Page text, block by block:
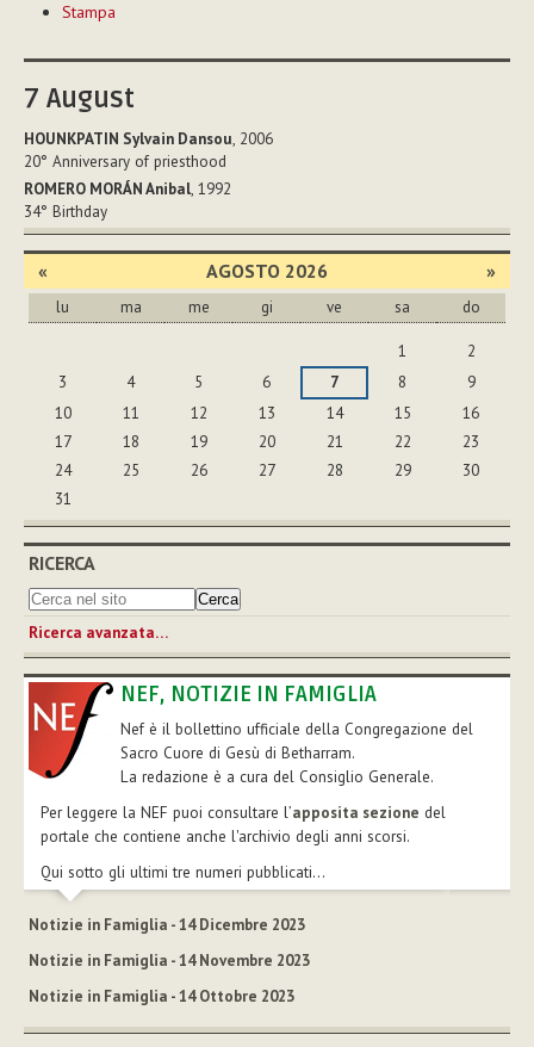
sul
Stampa
7 August
HOUNKPATIN Sylvain Dansou, 2006
20° Anniversary of priesthood
ROMERO MORÁN Anibal, 1992
34° Birthday
« AGOSTO 2026 »
lu ma me gi ve sa do
1
2
3
4 5 6 7 8
9
10
11 12 13 14 15
16
17
18 19 20 21 22
23
24
25 26 27 28 29
30
31
RICERCA
Ricerca avanzata…
NEF, NOTIZIE IN FAMIGLIA
Nef è il bollettino ufficiale della Congregazione del
Sacro Cuore di Gesù di Betharram.
La redazione è a cura del Consiglio Generale.
Per leggere la NEF puoi consultare l’apposita sezione del
portale che contiene anche l'archivio degli anni scorsi.
Qui sotto gli ultimi tre numeri pubblicati...
Notizie in Famiglia - 14 Dicembre 2023
Notizie in Famiglia - 14 Novembre 2023
Notizie in Famiglia - 14 Ottobre 2023